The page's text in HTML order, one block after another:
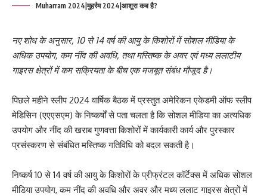
Muharram 2024|मुहर्रम 2024|आशूरा कब है?
नए शोध के अनुसार, 10 से 14 वर्ष की आयु के किशोरों में सोशल मीडिया के
अधिक उपयोग, कम नींद की अवधि, तथा मस्तिष्क के अवर एवं मध्य ललाटीय
गाइरस क्षेत्रों में कम सक्रियता के बीच एक मजबूत संबंध मौजूद है।
पिछले महीने स्लीप 2024 वार्षिक बैठक में प्रस्तुत अमेरिकन एकेडमी ऑफ स्लीप
मेडिसिन (एएएसएम) के निष्कर्षों से पता चलता है कि सोशल मीडिया का अत्यधिक
उपयोग और नींद की खराब गुणवत्ता किशोरों में कार्यकारी कार्य और पुरस्कार
प्रसंस्करण से संबंधित मस्तिष्क गतिविधि को बदल सकती है।
निष्कर्ष 10 से 14 वर्ष की आयु के किशोरों के प्रीफ्रंटल कॉर्टेक्स में अधिक सोशल
मीडिया उपयोग, कम नींद की अवधि और अवर और मध्य ललाट गाइरस क्षेत्रों में